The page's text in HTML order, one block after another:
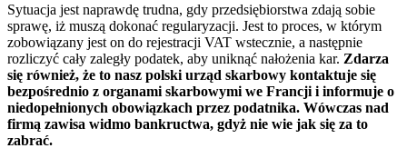
Sytuacja jest naprawdę trudna, gdy przedsiębiorstwa zdają sobie
sprawę, iż muszą dokonać regularyzacji. Jest to proces, w którym
zobowiązany jest on do rejestracji VAT wstecznie, a następnie
rozliczyć cały zaległy podatek, aby uniknąć nałożenia kar. Zdarza
się również, że to nasz polski urząd skarbowy kontaktuje się
bezpośrednio z organami skarbowymi we Francji i informuje o
niedopełnionych obowiązkach przez podatnika. Wówczas nad
firmą zawisa widmo bankructwa, gdyż nie wie jak się za to
zabrać.